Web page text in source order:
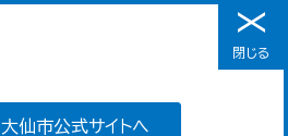
メニュー
大仙市公式サイトへ
閉じる